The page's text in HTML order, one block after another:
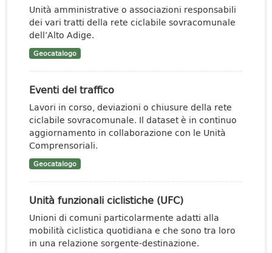
Unità amministrative o associazioni responsabili
dei vari tratti della rete ciclabile sovracomunale
dell’Alto Adige.
Geocatalogo
Eventi del traffico
Lavori in corso, deviazioni o chiusure della rete
ciclabile sovracomunale. Il dataset è in continuo
aggiornamento in collaborazione con le Unità
Comprensoriali.
Geocatalogo
Unità funzionali ciclistiche (UFC)
Unioni di comuni particolarmente adatti alla
mobilità ciclistica quotidiana e che sono tra loro
in una relazione sorgente-destinazione.